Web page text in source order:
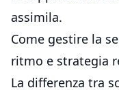
assimila.
Come gestire la
ritmo e strategia
La differenza tra